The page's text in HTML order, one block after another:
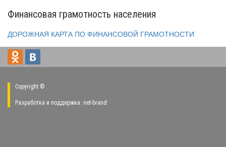
Финансовая грамотность населения
ДОРОЖНАЯ КАРТА ПО ФИНАНСОВОЙ ГРАМОТНОСТИ
Copyright ©
Разработка и поддержка: net-brand